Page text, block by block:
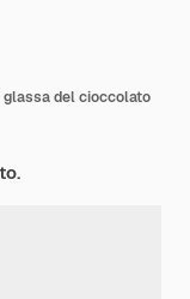
del cioccolato